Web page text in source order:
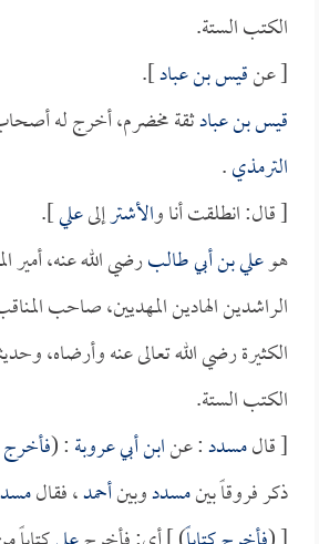
الكتب الستة.
[ عنقيس بن عباد].
قيس بن عبادثقة مخضرم، أخرج له
الترمذي.
[ قال: انطلقت أنا والأشترإلىعلي].
هوعلي بن أبي طالبرضي الله عنه، أمير
الراشدين الهادين المهديين، صاحب
الكثيرة رضي الله تعالى عنه وأرضاه،
الكتب الستة.
[ قالمسدد: عنابن أبي عروبة: (فأخرج
ذكر فروقاً بينمسددوبينأحمد، فقال